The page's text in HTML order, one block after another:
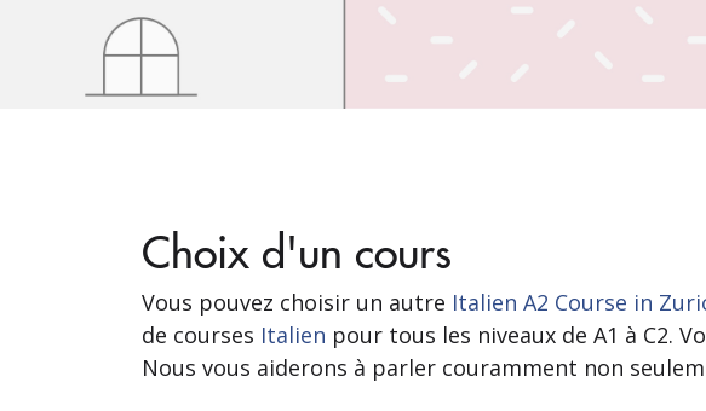
Choix d'un cours
Vous pouvez choisir un autre Italien A2 Course in
de courses Italien pour tous les niveaux de A1 à C2.
Nous vous aiderons à parler couramment non